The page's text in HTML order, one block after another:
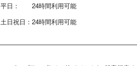
平日： 24時間利用可能
土日祝日：24時間利用可能